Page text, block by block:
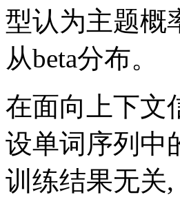
型认为主题概
从beta分布。
在面向上下文
设单词序列中
训练结果无关